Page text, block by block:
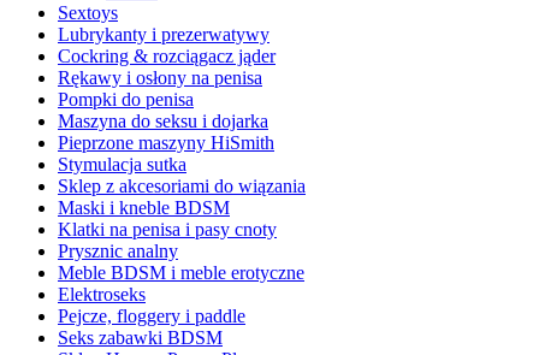
Sextoys
Lubrykanty i prezerwatywy
Cockring & rozciągacz jąder
Rękawy i osłony na penisa
Pompki do penisa
Maszyna do seksu i dojarka
Pieprzone maszyny HiSmith
Stymulacja sutka
Sklep z akcesoriami do wiązania
Maski i kneble BDSM
Klatki na penisa i pasy cnoty
Prysznic analny
Meble BDSM i meble erotyczne
Elektroseks
Pejcze, floggery i paddle
Seks zabawki BDSM